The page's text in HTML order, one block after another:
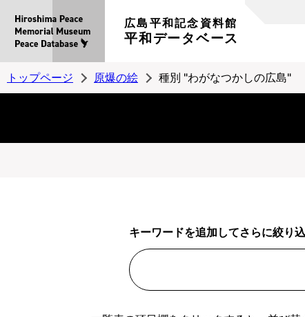
広島平和記念資料館
平和データベース
トップページ 原爆の絵 種別 "わがなつかしの広島"
キーワードを追加してさらに絞り